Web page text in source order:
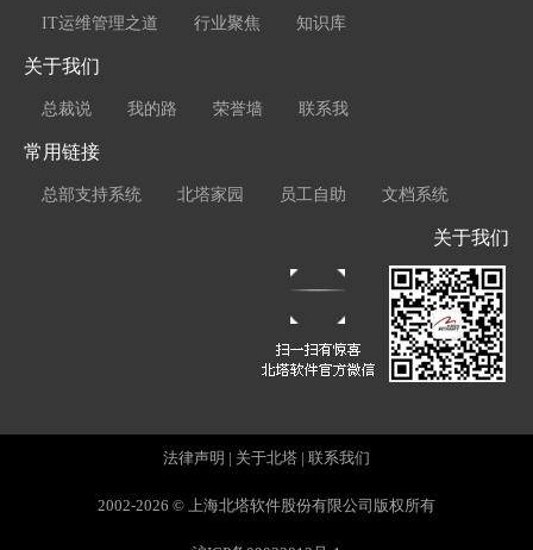
IT运维管理之道 行业聚焦 知识库
关于我们
总裁说 我的路 荣誉墙 联系我
常用链接
总部支持系统 北塔家园 员工自助 文档系统
关于我们
法律声明 | 关于北塔 | 联系我们
2002-2026 © 上海北塔软件股份有限公司版权所有